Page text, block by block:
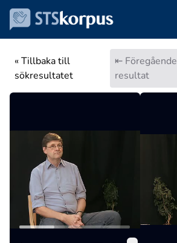
« Tillbaka till
sökresultatet
⇤ Föregående
resultat